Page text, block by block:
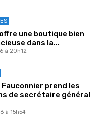
une boutique bien
dans la...
à 20h12
Fauconnier prend les
de secrétaire général
à 15h54